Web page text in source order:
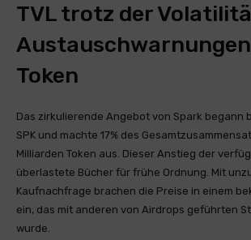
TVL trotz der
Token
Das zirkulierende Angebot von Spark begann
SPK und machte 17% des
Milliarden Token aus. Dieser Anstieg der
überlastete Bücher für frühe Ordnung. Mit
Kaufnachfrage brachen die Preise in einem
ein, das mit anderen von Airdrops geführten
wurde.